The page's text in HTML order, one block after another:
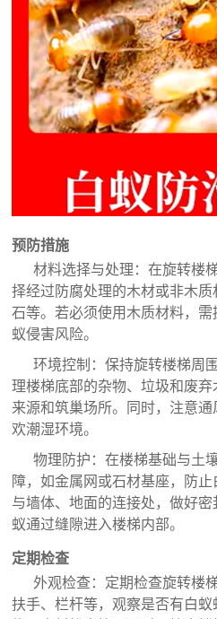
预防措施
材料选择与处理：在旋转楼
择经过防腐处理的木材或非木
石等。若必须使用木质材料，
蚁侵害风险。
环境控制：保持旋转楼梯周
理楼梯底部的杂物、垃圾和废
来源和筑巢场所。同时，注意
欢潮湿环境。
物理防护：在楼梯基础与土
障，如金属网或石材基座，防
与墙体、地面的连接处，做好
蚁通过缝隙进入楼梯内部。
定期检查
外观检查：定期检查旋转楼梯
扶手、栏杆等，观察是否有白